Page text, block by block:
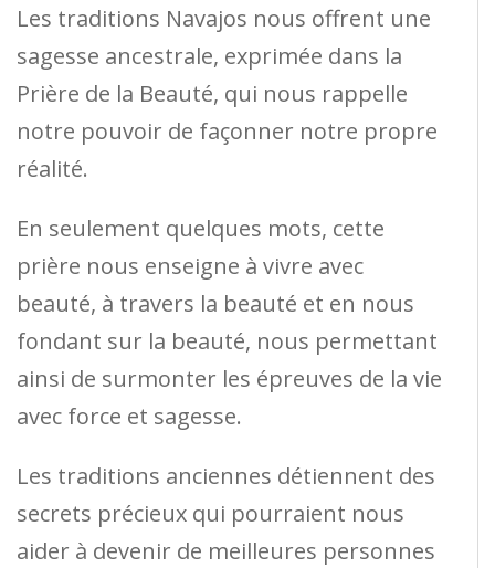
Les traditions Navajos nous offrent une
sagesse ancestrale, exprimée dans la
Prière de la Beauté, qui nous rappelle
notre pouvoir de façonner notre propre
réalité.
En seulement quelques mots, cette
prière nous enseigne à vivre avec
beauté, à travers la beauté et en nous
fondant sur la beauté, nous permettant
ainsi de surmonter les épreuves de la vie
avec force et sagesse.
Les traditions anciennes détiennent des
secrets précieux qui pourraient nous
aider à devenir de meilleures personnes